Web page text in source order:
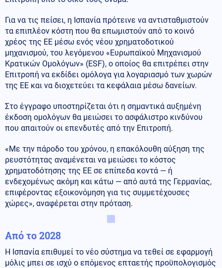
Για να τις πείσει, η Ισπανία πρότεινε να αντισταθμιστούν
τα επιπλέον κόστη που θα επωμιστούν από το κοινό
χρέος της ΕΕ μέσω ενός νέου χρηματοδοτικού
μηχανισμού, του λεγόμενου «Ευρωπαϊκού Μηχανισμού
Κρατικών Ομολόγων» (ESF), ο οποίος θα επιτρέπει στην
Επιτροπή να εκδίδει ομόλογα για λογαριασμό των χωρών
της ΕΕ και να διοχετεύει τα κεφάλαια μέσω δανείων.
Στο έγγραφο υποστηρίζεται ότι η σημαντικά αυξημένη
έκδοση ομολόγων θα μειώσει το ασφάλιστρο κινδύνου
που απαιτούν οι επενδυτές από την Επιτροπή.
«Με την πάροδο του χρόνου, η επακόλουθη αύξηση της
ρευστότητας αναμένεται να μειώσει το κόστος
χρηματοδότησης της ΕΕ σε επίπεδα κοντά — ή
ενδεχομένως ακόμη και κάτω — από αυτά της Γερμανίας,
επιφέροντας εξοικονόμηση για τις συμμετέχουσες
χώρες», αναφέρεται στην πρόταση.
Από το 2028
Η Ισπανία επιθυμεί το νέο σύστημα να τεθεί σε εφαρμογή
μόλις μπει σε ισχύ ο επόμενος επταετής προϋπολογισμός